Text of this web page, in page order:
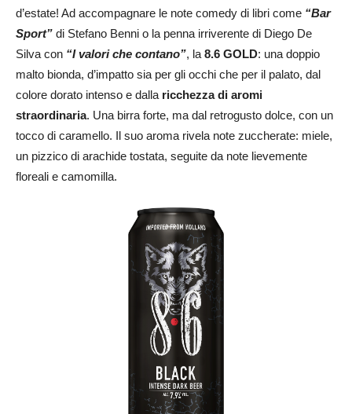
d’estate! Ad accompagnare le note comedy di libri come “Bar
Sport” di Stefano Benni o la penna irriverente di Diego De
Silva con “I valori che contano”, la 8.6 GOLD: una doppio
malto bionda, d’impatto sia per gli occhi che per il palato, dal
colore dorato intenso e dalla ricchezza di aromi
straordinaria. Una birra forte, ma dal retrogusto dolce, con un
tocco di caramello. Il suo aroma rivela note zuccherate: miele,
un pizzico di arachide tostata, seguite da note lievemente
floreali e camomilla.